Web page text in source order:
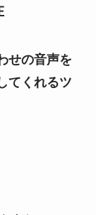
せの音声を
てくれるツ